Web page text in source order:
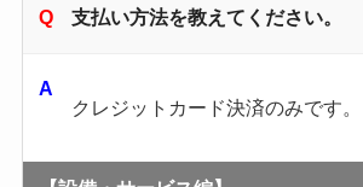
支払い方法を教えてください。
クレジットカード決済のみです。